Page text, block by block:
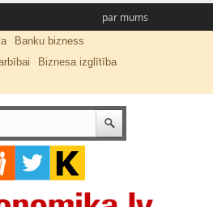
par mums
Banku bizness
Biznesa izglītība